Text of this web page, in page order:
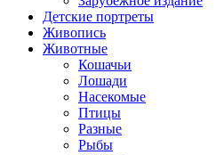
Детские портреты
Живопись
Животные
Кошачьи
Лошади
Насекомые
Птицы
Разные
Рыбы